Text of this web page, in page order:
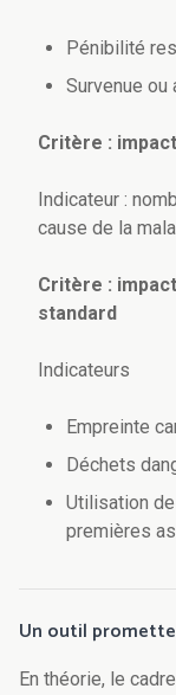
Pénibilité
Survenue ou
Critère :
Indicateur :
cause de la
Critère :
standard
Indicateurs
Empreinte
Déchets
Utilisation
premières
Un outil
En théorie, le